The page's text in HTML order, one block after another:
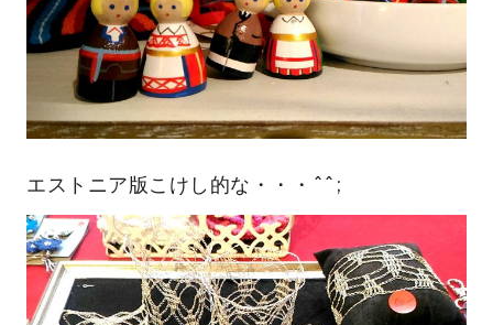
エストニア版こけし的な・・・^^;